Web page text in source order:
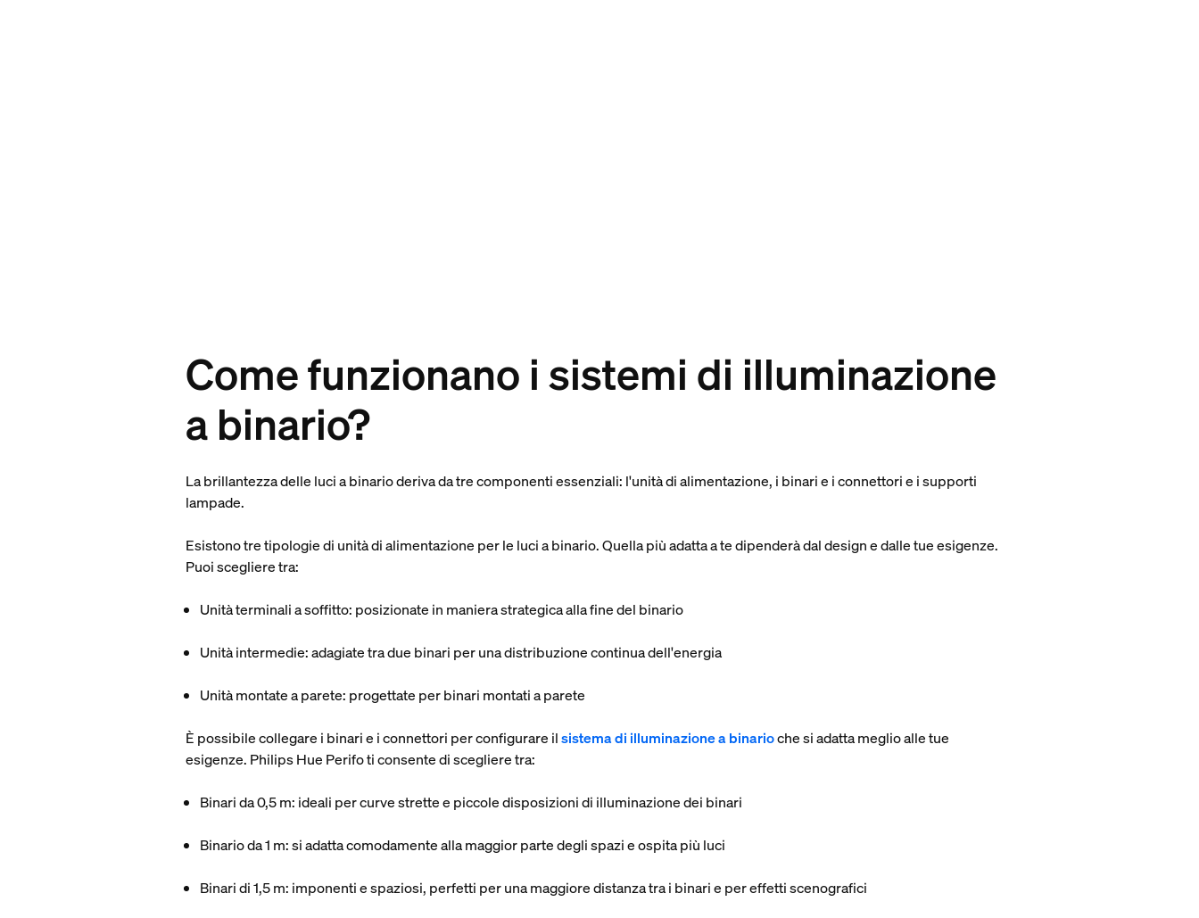
Come funzionano i sistemi di illuminazione
a binario?
La brillantezza delle luci a binario deriva da tre componenti essenziali: l'unità di alimentazione, i binari e i connettori e i supporti
lampade.
Esistono tre tipologie di unità di alimentazione per le luci a binario. Quella più adatta a te dipenderà dal design e dalle tue esigenze.
Puoi scegliere tra:
Unità terminali a soffitto: posizionate in maniera strategica alla fine del binario
Unità intermedie: adagiate tra due binari per una distribuzione continua dell'energia
Unità montate a parete: progettate per binari montati a parete
È possibile collegare i binari e i connettori per configurare ilsistema di illuminazione a binarioche si adatta meglio alle tue
esigenze. Philips Hue Perifo ti consente di scegliere tra:
Binari da 0,5 m: ideali per curve strette e piccole disposizioni di illuminazione dei binari
Binario da 1 m: si adatta comodamente alla maggior parte degli spazi e ospita più luci
Binari di 1,5 m: imponenti e spaziosi, perfetti per una maggiore distanza tra i binari e per effetti scenografici